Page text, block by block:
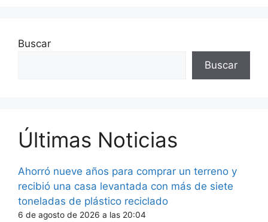
Buscar
Buscar
Últimas Noticias
Ahorró nueve años para comprar un terreno y
recibió una casa levantada con más de siete
toneladas de plástico reciclado
6 de agosto de 2026 a las 20:04